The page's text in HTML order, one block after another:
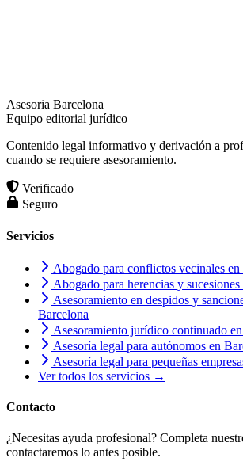
Asesoria Barcelona
Equipo editorial jurídico
Contenido legal informativo y derivación a
cuando se requiere asesoramiento.
Verificado
Seguro
Servicios
Abogado para conflictos vecinales en
Abogado para herencias y
Asesoramiento en despidos y
Barcelona
Asesoramiento jurídico continuado
Asesoría legal para autónomos en
Asesoría legal para pequeñas
Ver todos los servicios →
Contacto
¿Necesitas ayuda profesional? Completa
contactaremos lo antes posible.